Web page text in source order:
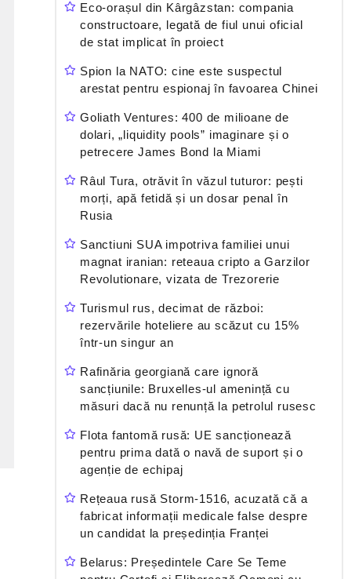
Eco-orașul din Kârgâzstan: compania
constructoare, legată de fiul unui oficial
de stat implicat în proiect
Spion la NATO: cine este suspectul
arestat pentru espionaj în favoarea Chinei
Goliath Ventures: 400 de milioane de
dolari, „liquidity pools” imaginare și o
petrecere James Bond la Miami
Râul Tura, otrăvit în văzul tuturor: pești
morți, apă fetidă și un dosar penal în
Rusia
Sanctiuni SUA impotriva familiei unui
magnat iranian: reteaua cripto a Garzilor
Revolutionare, vizata de Trezorerie
Turismul rus, decimat de război:
rezervările hoteliere au scăzut cu 15%
într-un singur an
Rafinăria georgiană care ignoră
sancțiunile: Bruxelles-ul amenință cu
măsuri dacă nu renunță la petrolul rusesc
Flota fantomă rusă: UE sancționează
pentru prima dată o navă de suport și o
agenție de echipaj
Rețeaua rusă Storm-1516, acuzată că a
fabricat informații medicale false despre
un candidat la președinția Franței
Belarus: Președintele Care Se Teme